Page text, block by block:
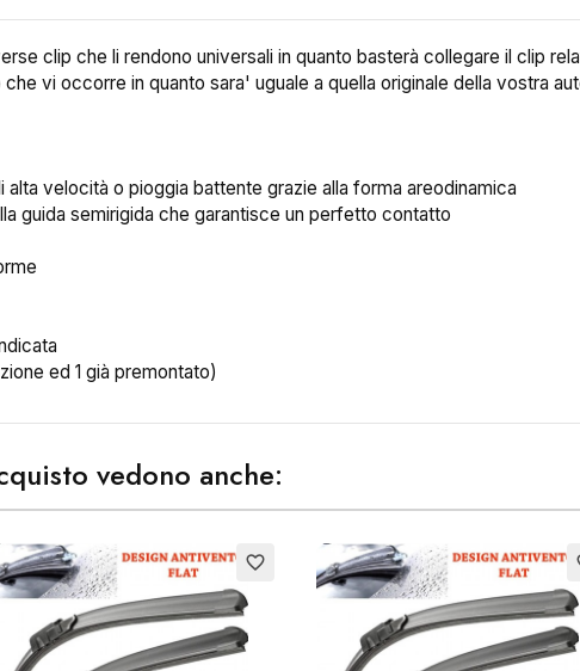
clip che li rendono universali in quanto basterà collegare il clip
vi occorre in quanto sara' uguale a quella originale della vostra
velocità o pioggia battente grazie alla forma areodinamica
guida semirigida che garantisce un perfetto contatto
ed 1 già premontato)
vedono anche:
favorite_border
Crea lista dei desideri
Crea lista dei desideri